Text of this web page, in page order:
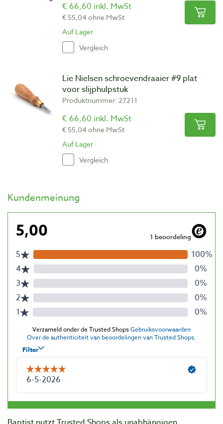
€ 66,60 inkl. MwSt
€ 55,04 ohne MwSt
Auf Lager
Vergleich
Lie Nielsen schroevendraaier #9 plat
voor slijphulpstuk
Produktnummer: 27211
€ 66,60 inkl. MwSt
€ 55,04 ohne MwSt
Auf Lager
Vergleich
Kundenmeinung